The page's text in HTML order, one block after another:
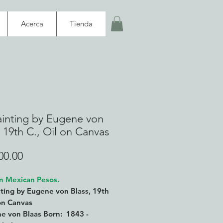
Acerca Tienda
by Eugene von
19th C., Oil on Canvas
Precio
Mexican Pesos.
by Eugene von Blass, 19th
Canvas
von Blaas Born: 1843 -